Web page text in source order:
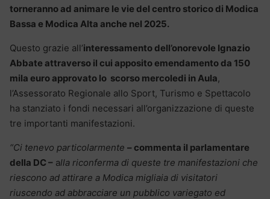
torneranno ad animare le vie del centro storico di Modica
Bassa e Modica Alta anche nel 2025.
Questo grazie all’interessamento dell’onorevole Ignazio
Abbate attraverso il cui apposito emendamento da 150
mila euro approvato lo scorso mercoledi in Aula,
l’Assessorato Regionale allo Sport, Turismo e Spettacolo
ha stanziato i fondi necessari all’organizzazione di queste
tre importanti manifestazioni.
“Ci tenevo particolarmente – commenta il parlamentare
della DC – alla riconferma di queste tre manifestazioni che
riescono ad attirare a Modica migliaia di visitatori
riuscendo ad abbracciare un pubblico variegato ed